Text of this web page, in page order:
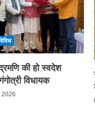
की हो स्वदेश
विधायक
2026